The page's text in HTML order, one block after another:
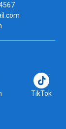
TikTok